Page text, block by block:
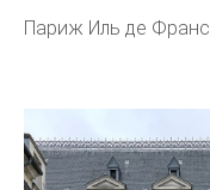
Париж Иль де Франс